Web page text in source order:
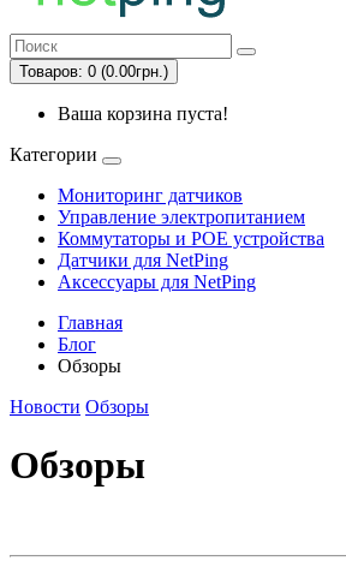
Товаров: 0 (0.00грн.)
Ваша корзина пуста!
Категории
Мониторинг датчиков
Управление электропитанием
Коммутаторы и POE устройства
Датчики для NetPing
Аксессуары для NetPing
Главная
Блог
Обзоры
Новости Обзоры
Обзоры